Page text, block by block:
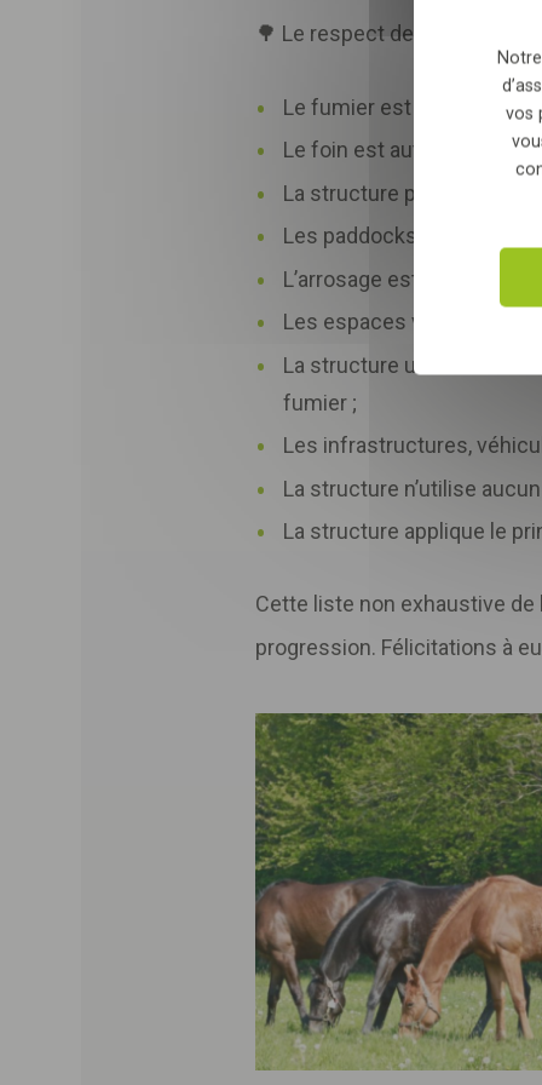
🌳 Le respect de
Le fumier est valorisé
Le foin est autoproduit
La structure possède une
Les paddocks sont
L’arrosage est raisonné ;
Les espaces verts sont
La structure utilise des
fumier ;
Les infrastructures,
La structure n’utilise
La structure applique le
Cette liste non exhaustive
progression. Félicitations à
vos